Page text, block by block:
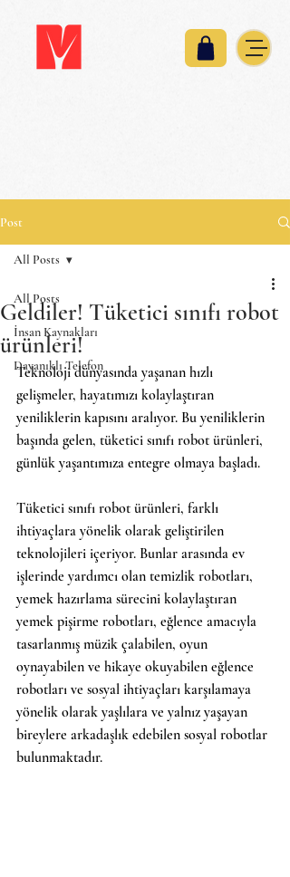
Post
All Posts
İnsan Kaynakları
Dayanıklı Telefon
All Posts
Geldiler! Tüketici sınıfı robot
ürünleri!
Teknoloji dünyasında yaşanan hızlı
gelişmeler, hayatımızı kolaylaştıran
yeniliklerin kapısını aralıyor. Bu yeniliklerin
başında gelen, tüketici sınıfı robot ürünleri,
günlük yaşantımıza entegre olmaya başladı.
Tüketici sınıfı robot ürünleri, farklı
ihtiyaçlara yönelik olarak geliştirilen
teknolojileri içeriyor. Bunlar arasında ev
işlerinde yardımcı olan temizlik robotları,
yemek hazırlama sürecini kolaylaştıran
yemek pişirme robotları, eğlence amacıyla
tasarlanmış müzik çalabilen, oyun
oynayabilen ve hikaye okuyabilen eğlence
robotları ve sosyal ihtiyaçları karşılamaya
yönelik olarak yaşlılara ve yalnız yaşayan
bireylere arkadaşlık edebilen sosyal robotlar
bulunmaktadır.